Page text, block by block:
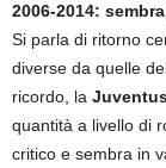
2006-2014:
Si parla di ritorno
diverse da quelle
ricordo, la
quantità a livello di
critico e sembra in